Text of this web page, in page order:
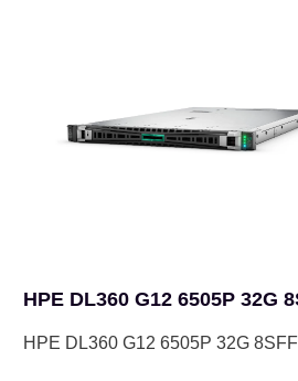
HPE DL360 G12 6505P 32G
HPE DL360 G12 6505P 32G